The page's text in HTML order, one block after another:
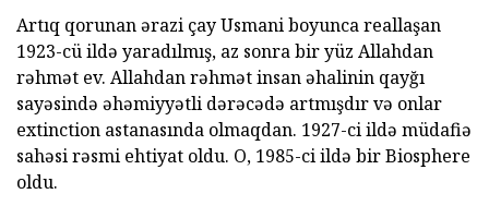
Artıq qorunan ərazi çay Usmani boyunca reallaşan
1923-cü ildə yaradılmış, az sonra bir yüz Allahdan
rəhmət ev. Allahdan rəhmət insan əhalinin qayğı
sayəsində əhəmiyyətli dərəcədə artmışdır və onlar
extinction astanasında olmaqdan. 1927-ci ildə müdafiə
sahəsi rəsmi ehtiyat oldu. O, 1985-ci ildə bir Biosphere
oldu.